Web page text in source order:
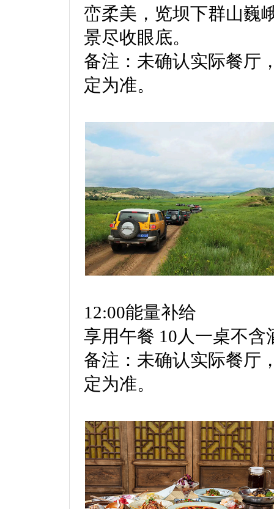
峦柔美，览坝下群山巍
景尽收眼底。
备注：未确认实际餐厅
定为准。
12:00能量补给
享用午餐 10人一桌不含
备注：未确认实际餐厅
定为准。